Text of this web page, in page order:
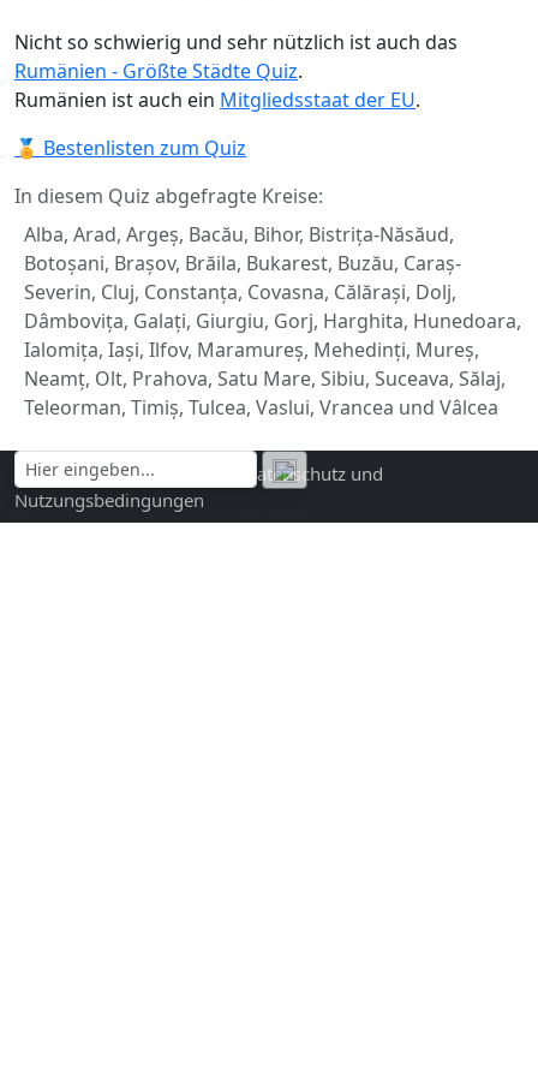
Nicht so schwierig und sehr nützlich ist auch das
Rumänien - Größte Städte Quiz.
Rumänien ist auch ein Mitgliedsstaat der EU.
🏅 Bestenlisten zum Quiz
In diesem Quiz abgefragte Kreise:
Alba, Arad, Argeș, Bacău, Bihor, Bistrița-Năsăud,
Botoșani, Brașov, Brăila, Bukarest, Buzău, Caraș-
Severin, Cluj, Constanța, Covasna, Călărași, Dolj,
Dâmbovița, Galați, Giurgiu, Gorj, Harghita, Hunedoara,
Ialomița, Iași, Ilfov, Maramureș, Mehedinți, Mureș,
Neamț, Olt, Prahova, Satu Mare, Sibiu, Suceava, Sălaj,
Teleorman, Timiș, Tulcea, Vaslui, Vrancea und Vâlcea
Kontakt und Impressum
Datenschutz und
Nutzungsbedingungen